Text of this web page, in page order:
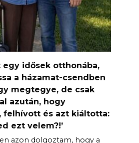
idősek otthonába,
a házamat-csendben
megtegye, de csak
azután, hogy
felhívott és azt kiáltotta:
ezt velem?!’
azon dolgoztam, hogy a